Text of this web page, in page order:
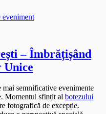
eveniment
– Îmbrățișând
Unice
semnificative evenimente
Momentul sfințit al botezului
fotografică de excepție.